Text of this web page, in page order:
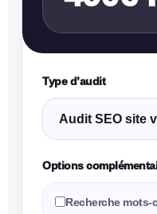
Type d’audit
Options
Recherche mots-